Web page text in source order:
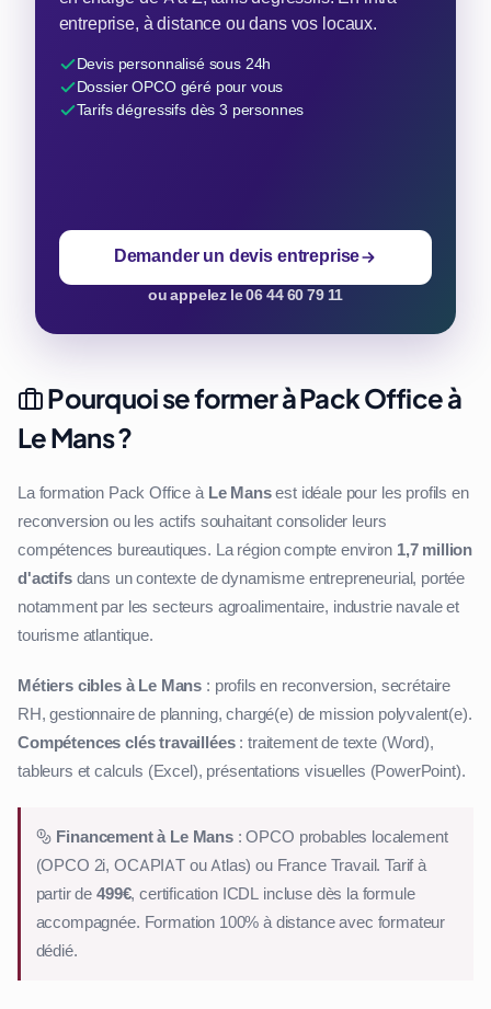
entreprise, à distance ou dans vos locaux.
Devis personnalisé sous 24h
Dossier OPCO géré pour vous
Tarifs dégressifs dès 3 personnes
Demander un devis entreprise
ou appelez le 06 44 60 79 11
Pourquoi se former à Pack Office à
Le Mans ?
La formation Pack Office à Le Mansest idéale pour les profils en
reconversion ou les actifs souhaitant consolider leurs
compétences bureautiques. La région compte environ 1,7 million
d'actifsdans un contexte de dynamisme entrepreneurial, portée
notamment par les secteurs agroalimentaire, industrie navale et
tourisme atlantique.
Métiers cibles à Le Mans : profils en reconversion, secrétaire
RH, gestionnaire de planning, chargé(e) de mission polyvalent(e).
Compétences clés travaillées: traitement de texte (Word),
tableurs et calculs (Excel), présentations visuelles (PowerPoint).
Financement à Le Mans: OPCO probables localement
(OPCO 2i, OCAPIAT ou Atlas) ou France Travail. Tarif à
partir de 499€, certification ICDL incluse dès la formule
accompagnée. Formation 100% à distance avec formateur
dédié.